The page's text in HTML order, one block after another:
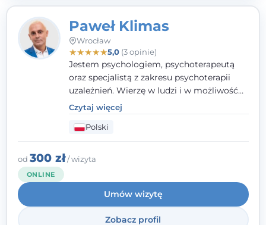
Paweł Klimas
Wrocław
★★★★★5,0(3 opinie)
Jestem psychologiem, psychoterapeutą
oraz specjalistą z zakresu psychoterapii
uzależnień. Wierzę w ludzi i w możliwość
wprowadzenia zmian w ich życiu. Bardzo
często przekonuje się o tym, że każdy z nas,
w tym Ty i ja, ma wpływ na swoje
szczęście. Należy uwierzyć w siebie i działać
w obranym kierunku.
Czytaj więcej
Polski
od 300 zł/ wizyta
ONLINE
Umów wizytę
Zobacz profil